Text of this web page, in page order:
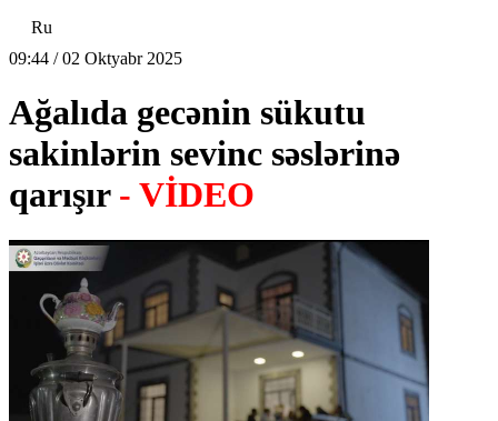
Ru
09:44 / 02 Oktyabr 2025
Ağalıda gecənin sükutu
sakinlərin sevinc səslərinə
qarışır - VİDEO